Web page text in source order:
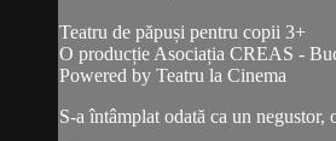
Teatru de păpuși pentru copii 3+
O producție Asociația CREAS -
Powered by Teatru la Cinema
S-a întâmplat odată ca un